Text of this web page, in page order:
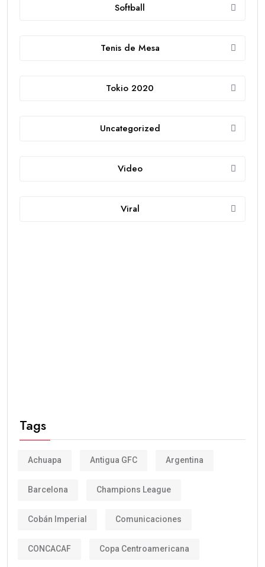
Softball
Tenis de Mesa
Tokio 2020
Uncategorized
Video
Viral
Tags
Achuapa Antigua GFC Argentina
Barcelona Champions League
Cobán Imperial Comunicaciones
CONCACAF Copa Centroamericana